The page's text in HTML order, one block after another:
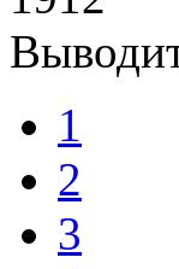
1
2
3